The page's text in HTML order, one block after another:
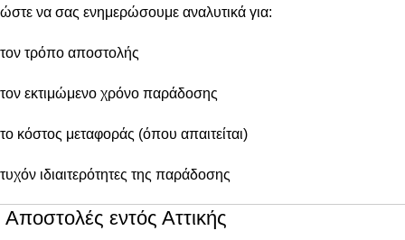
ώστε να σας ενημερώσουμε αναλυτικά για:
τον τρόπο αποστολής
τον εκτιμώμενο χρόνο παράδοσης
το κόστος μεταφοράς (όπου απαιτείται)
τυχόν ιδιαιτερότητες της παράδοσης
Αποστολές εντός Αττικής